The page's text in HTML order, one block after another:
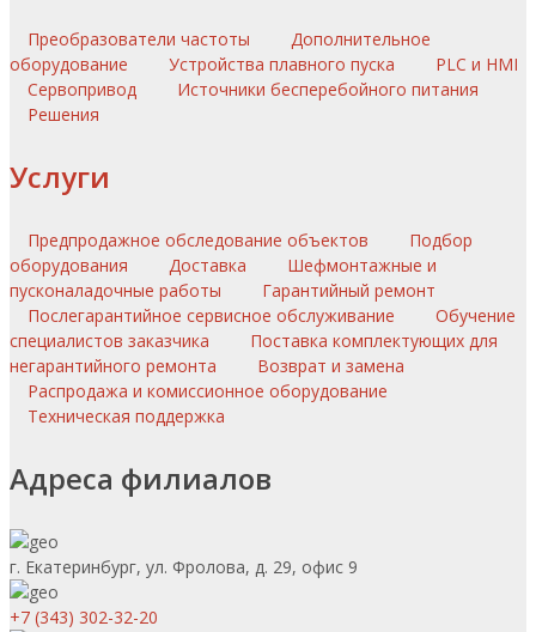
Преобразователи частоты
Дополнительное
оборудование
Устройства плавного пуска
PLC и HMI
Сервопривод
Источники бесперебойного питания
Решения
Услуги
Предпродажное обследование объектов
Подбор
оборудования
Доставка
Шефмонтажные и
пусконаладочные работы
Гарантийный ремонт
Послегарантийное сервисное обслуживание
Обучение
специалистов заказчика
Поставка комплектующих для
негарантийного ремонта
Возврат и замена
Распродажа и комиссионное оборудование
Техническая поддержка
Адреса филиалов
г. Екатеринбург, ул. Фролова, д. 29, офис 9
+7 (343) 302-32-20